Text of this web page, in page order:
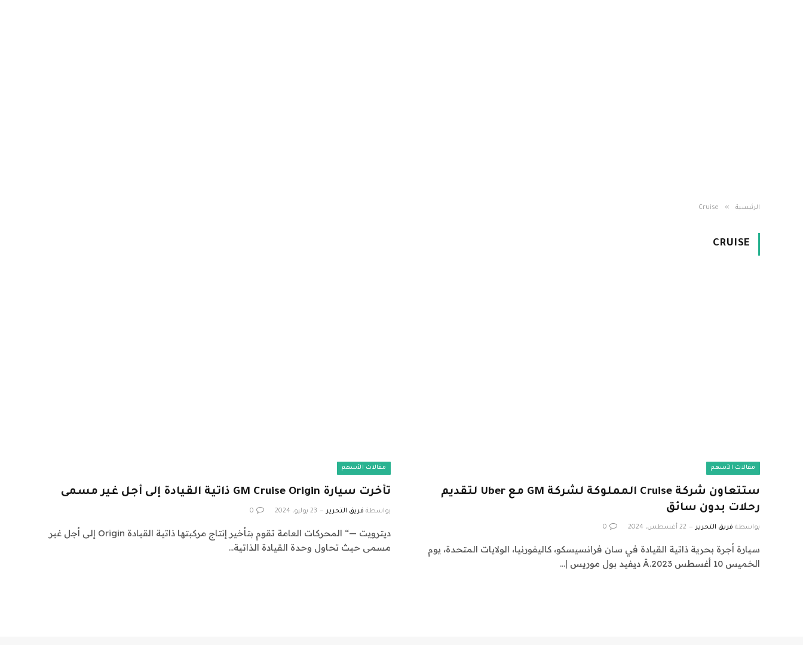
الرئيسية »
Cruise
CRUISE
مقالات الأسهم
ستتعاون شركة Cruise المملوكة لشركة GM مع Uber لتقديم
رحلات بدون سائق
بواسطة فريق التحرير 22 أغسطس، 2024 0
سيارة أجرة بحرية ذاتية القيادة في سان فرانسيسكو، كاليفورنيا، الولايات المتحدة، يوم
الخميس 10 أغسطس 2023.Â ديفيد بول موريس |…
مقالات الأسهم
تأخرت سيارة GM Cruise Origin ذاتية القيادة إلى أجل غير مسمى
بواسطة فريق التحرير 23 يوليو، 2024 0
ديترويت —“ المحركات العامة تقوم بتأخير إنتاج مركبتها ذاتية القيادة Origin إلى أجل غير
مسمى حيث تحاول وحدة القيادة الذاتية…